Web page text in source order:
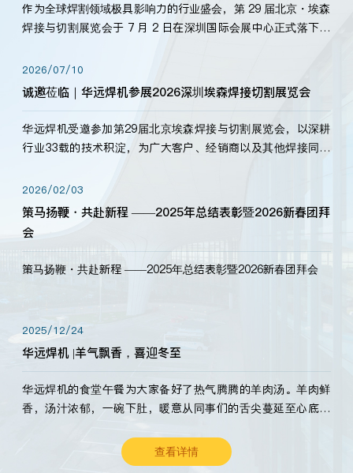
作为全球焊割领域极具影响力的行业盛会，第 29 届北京・埃森
焊接与切割展览会于 7 月 2 日在深圳国际会展中心正式落下帷
标准，持之以恒研发新产品、新技术。新老客户、行业伙伴、
海内外客户为目睹公司发布的新产…
2026/07/10
诚邀莅临｜华远焊机参展2026深圳埃森焊接切割展览会
华远焊机受邀参加第29届北京埃森焊接与切割展览会，以深耕
行业33载的技术积淀，为广大客户、经销商以及其他焊接同仁
2026/02/03
策马扬鞭・共赴新程 ——2025年总结表彰暨2026新春团拜
会
策马扬鞭・共赴新程 ——2025年总结表彰暨2026新春团拜会
2025/12/24
华远焊机 |羊气飘香，喜迎冬至
华远焊机的食堂午餐为大家备好了热气腾腾的羊肉汤。羊肉鲜
香，汤汁浓郁，一碗下肚，暖意从同事们的舌尖蔓延至心底。
查看详情